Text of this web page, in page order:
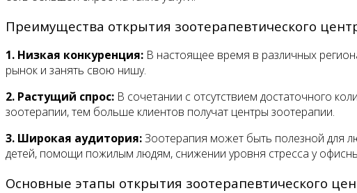
Преимущества открытия зоотерапевтического
1. Низкая конкуренция: В настоящее время в различных
рынок и занять свою нишу.
2. Растущий спрос: В сочетании с отсутствием достаточного
зоотерапии, тем больше клиентов получат центры зоотерапии.
3. Широкая аудитория:Зоотерапия может быть полезной для
детей, помощи пожилым людям, снижении уровня стресса у
Основные этапы открытия зоотерапевтического